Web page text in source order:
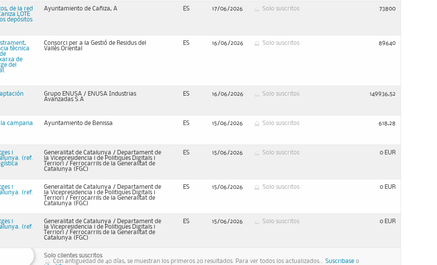
de la red
LOTE
depósitos
Ayuntamiento de Cañiza, A ES 17/06/2026 Solo suscritos 73800
tècnica
de
del
Consorci per a la Gestió de Residus del
Vallès Oriental
ES 16/06/2026 Solo suscritos 89640
Grupo ENUSA / ENUSA Industrias
Avanzadas S.A
ES 16/06/2026 Solo suscritos 149936,52
campana
Ayuntamiento de Benissa ES 15/06/2026 Solo suscritos 618,28
i
(ref.
Generalitat de Catalunya / Departament de
la Vicepresidencia i de Politiques Digitals i
Terriori / Ferrocarrils de la Generalitat de
Catalunya (FGC)
ES 15/06/2026 Solo suscritos 0 EUR
i
(ref.
Generalitat de Catalunya / Departament de
la Vicepresidencia i de Politiques Digitals i
Terriori / Ferrocarrils de la Generalitat de
Catalunya (FGC)
ES 15/06/2026 Solo suscritos 0 EUR
i
(ref.
Generalitat de Catalunya / Departament de
la Vicepresidencia i de Politiques Digitals i
Terriori / Ferrocarrils de la Generalitat de
Catalunya (FGC)
ES 15/06/2026 Solo suscritos 0 EUR
Solo clientes suscritos
Con antiguedad de 40 días, se muestran los primeros 20 resultados. Para ver todos los actualizados... Suscribase o